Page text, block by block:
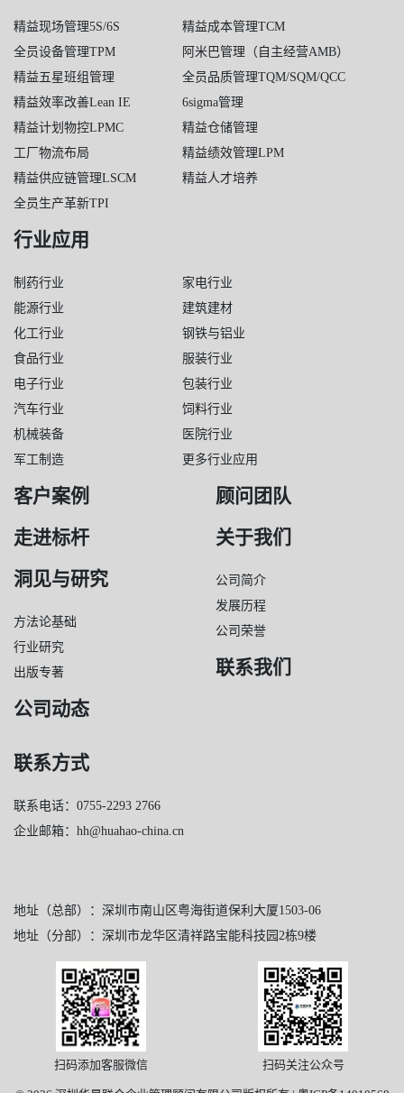
精益现场管理5S/6S
全员设备管理TPM
精益五星班组管理
精益效率改善Lean IE
精益计划物控LPMC
工厂物流布局
精益供应链管理LSCM
全员生产革新TPI
精益成本管理TCM
阿米巴管理（自主经营AMB）
全员品质管理TQM/SQM/QCC
6sigma管理
精益仓储管理
精益绩效管理LPM
精益人才培养
行业应用
制药行业
能源行业
化工行业
食品行业
电子行业
汽车行业
机械装备
军工制造
家电行业
建筑建材
钢铁与铝业
服装行业
包装行业
饲料行业
医院行业
更多行业应用
客户案例
走进标杆
洞见与研究
方法论基础
行业研究
出版专著
公司动态
顾问团队
关于我们
公司简介
发展历程
公司荣誉
联系我们
联系方式
联系电话：0755-2293 2766
企业邮箱：hh@huahao-china.cn
地址（总部）：深圳市南山区粤海街道保利大厦1503-06
地址（分部）：深圳市龙华区清祥路宝能科技园2栋9楼
扫码添加客服微信 扫码关注公众号